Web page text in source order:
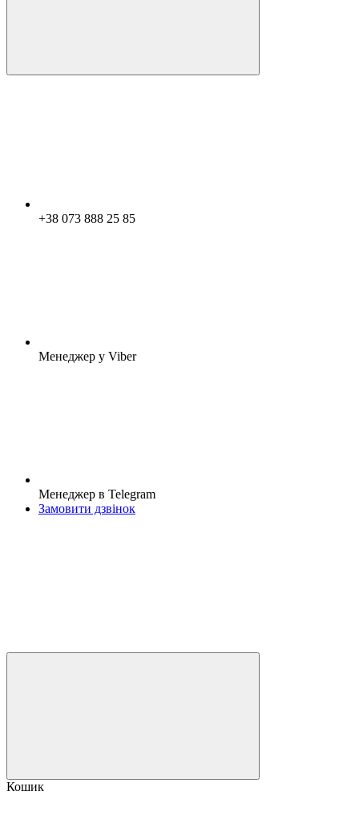
+38 073 888 25 85
Менеджер у Viber
Менеджер в Telegram
Замовити дзвінок
Кошик